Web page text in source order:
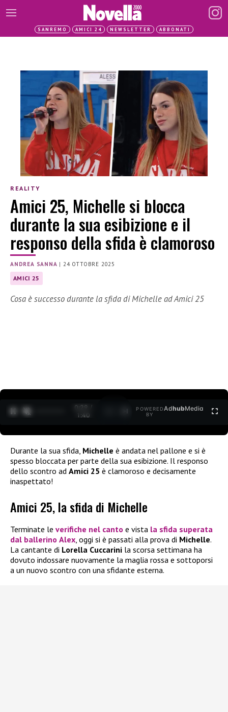
SANREMO AMICI 24 NEWSLETTER ABBONATI
REALITY
Amici 25, Michelle si blocca
durante la sua esibizione e il
responso della sfida è clamoroso
ANDREA SANNA |24 OTTOBRE 2025
AMICI 25
Cosa è successo durante la sfida di Michelle ad Amici 25
0:30 /
1:40
POWERED
BY
AdhubMedia
Durante la sua sfida, Michelle è andata nel pallone e si è
spesso bloccata per parte della sua esibizione. Il responso
dello scontro ad Amici 25 è clamoroso e decisamente
inaspettato!
Amici 25, la sfida di Michelle
Terminate le verifiche nel canto e vista la sfida superata
dal ballerino Alex, oggi si è passati alla prova di Michelle.
La cantante di Lorella Cuccarini la scorsa settimana ha
dovuto indossare nuovamente la maglia rossa e sottoporsi
a un nuovo scontro con una sfidante esterna.